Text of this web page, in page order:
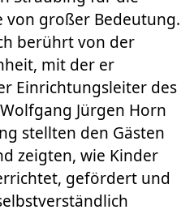
von großer Bedeutung.
berührt von der
mit der er
Einrichtungsleiter des
Jürgen Horn
stellten den Gästen
zeigten, wie Kinder
gefördert und